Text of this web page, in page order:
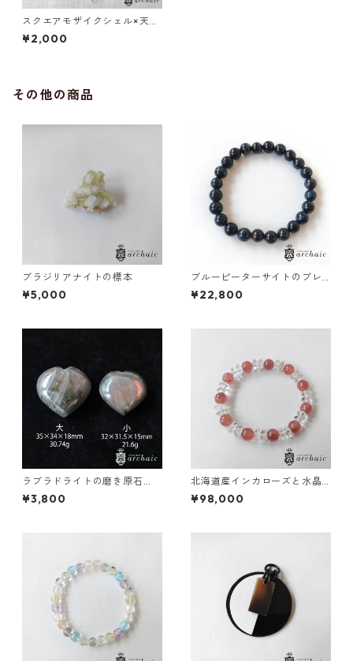
スクエアモザイクシェル×天然
石のフリーサイズリング（全3
種）
¥2,000
その他の商品
ブラジリアナイトの標本
¥5,000
ブルーピーターサイトのブレ
スレット(8mm)
¥22,800
ラブラドライトの磨き原石
（ハート）全2種
¥3,800
北海道産インカローズと水晶
のブレスレット
¥98,000